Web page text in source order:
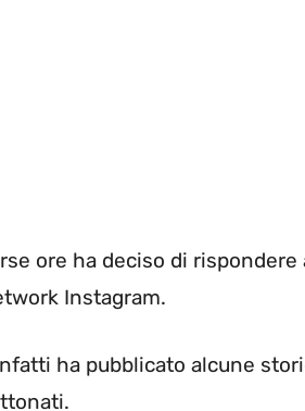
ore ha deciso di
Instagram.
ha pubblicato alcune